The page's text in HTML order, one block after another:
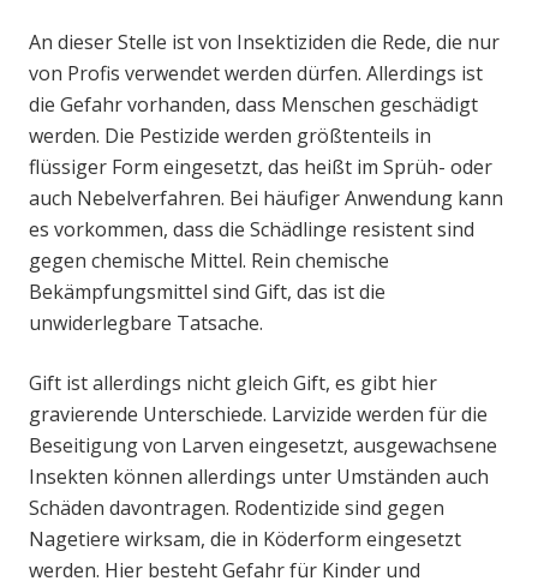
An dieser Stelle ist von Insektiziden die Rede, die nur
von Profis verwendet werden dürfen. Allerdings ist
die Gefahr vorhanden, dass Menschen geschädigt
werden. Die Pestizide werden größtenteils in
flüssiger Form eingesetzt, das heißt im Sprüh- oder
auch Nebelverfahren. Bei häufiger Anwendung kann
es vorkommen, dass die Schädlinge resistent sind
gegen chemische Mittel. Rein chemische
Bekämpfungsmittel sind Gift, das ist die
unwiderlegbare Tatsache.
Gift ist allerdings nicht gleich Gift, es gibt hier
gravierende Unterschiede. Larvizide werden für die
Beseitigung von Larven eingesetzt, ausgewachsene
Insekten können allerdings unter Umständen auch
Schäden davontragen. Rodentizide sind gegen
Nagetiere wirksam, die in Köderform eingesetzt
werden. Hier besteht Gefahr für Kinder und